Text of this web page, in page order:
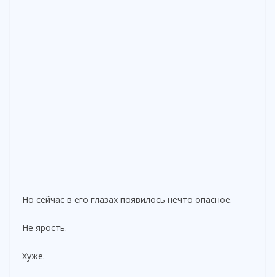
Но сейчас в его глазах появилось нечто опасное.
Не ярость.
Хуже.